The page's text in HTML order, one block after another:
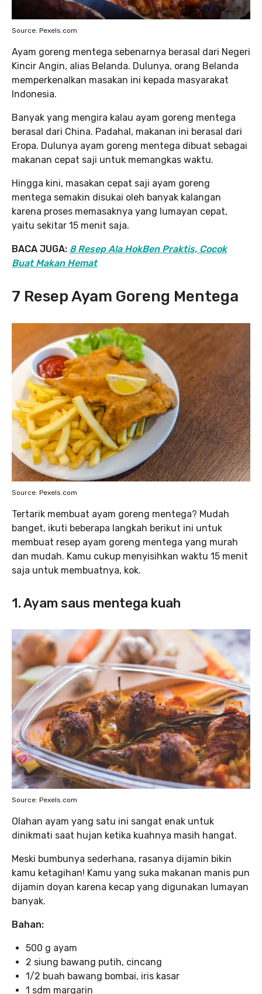
Source: Pexels.com
Ayam goreng mentega sebenarnya berasal dari Negeri
Kincir Angin, alias Belanda. Dulunya, orang Belanda
memperkenalkan masakan ini kepada masyarakat
Indonesia.
Banyak yang mengira kalau ayam goreng mentega
berasal dari China. Padahal, makanan ini berasal dari
Eropa. Dulunya ayam goreng mentega dibuat sebagai
makanan cepat saji untuk memangkas waktu.
Hingga kini, masakan cepat saji ayam goreng
mentega semakin disukai oleh banyak kalangan
karena proses memasaknya yang lumayan cepat,
yaitu sekitar 15 menit saja.
BACA JUGA: 8 Resep Ala HokBen Praktis, Cocok
Buat Makan Hemat
7 Resep Ayam Goreng Mentega
Source: Pexels.com
Tertarik membuat ayam goreng mentega? Mudah
banget, ikuti beberapa langkah berikut ini untuk
membuat resep ayam goreng mentega yang murah
dan mudah. Kamu cukup menyisihkan waktu 15 menit
saja untuk membuatnya, kok.
1. Ayam saus mentega kuah
Source: Pexels.com
Olahan ayam yang satu ini sangat enak untuk
dinikmati saat hujan ketika kuahnya masih hangat.
Meski bumbunya sederhana, rasanya dijamin bikin
kamu ketagihan! Kamu yang suka makanan manis pun
dijamin doyan karena kecap yang digunakan lumayan
banyak.
Bahan:
500 g ayam
2 siung bawang putih, cincang
1/2 buah bawang bombai, iris kasar
1 sdm margarin